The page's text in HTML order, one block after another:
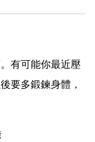
有可能你最近壓
要多鍛鍊身體，